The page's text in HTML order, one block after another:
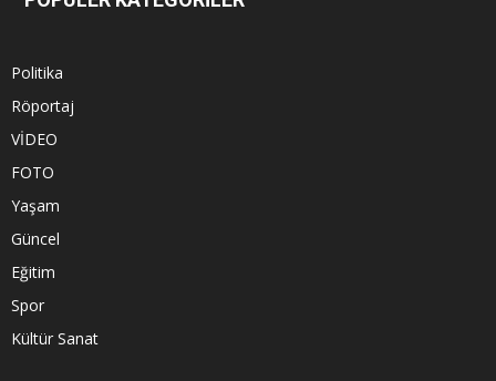
Politika
Röportaj
VİDEO
FOTO
Yaşam
Güncel
Eğitim
Spor
Kültür Sanat